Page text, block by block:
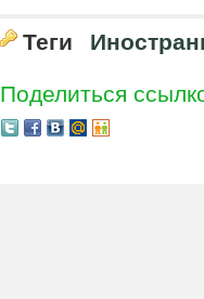
Теги
Поделиться